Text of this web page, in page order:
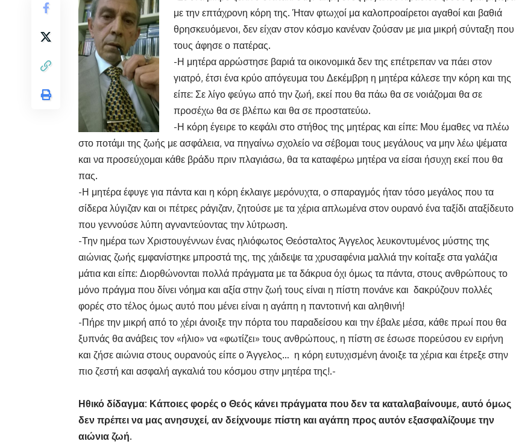
με την επτάχρονη κόρη της. Ήταν φτωχοί μα καλοπροαίρετοι αγαθοί και βαθιά
θρησκευόμενοι, δεν είχαν στον κόσμο κανέναν ζούσαν με μια μικρή σύνταξη που
τους άφησε ο πατέρας.
-Η μητέρα αρρώστησε βαριά τα οικονομικά δεν της επέτρεπαν να πάει στον
γιατρό, έτσι ένα κρύο απόγευμα του Δεκέμβρη η μητέρα κάλεσε την κόρη και της
είπε: Σε λίγο φεύγω από την ζωή, εκεί που θα πάω θα σε νοιάζομαι θα σε
προσέχω θα σε βλέπω και θα σε προστατεύω.
-Η κόρη έγειρε το κεφάλι στο στήθος της μητέρας και είπε: Μου έμαθες να πλέω
στο ποτάμι της ζωής με ασφάλεια, να πηγαίνω σχολείο να σέβομαι τους μεγάλους να μην λέω ψέματα
και να προσεύχομαι κάθε βράδυ πριν πλαγιάσω, θα τα καταφέρω μητέρα να είσαι ήσυχη εκεί που θα
πας.
-Η μητέρα έφυγε για πάντα και η κόρη έκλαιγε μερόνυχτα, ο σπαραγμός ήταν τόσο μεγάλος που τα
σίδερα λύγιζαν και οι πέτρες ράγιζαν, ζητούσε με τα χέρια απλωμένα στον ουρανό ένα ταξίδι αταξίδευτο
που γεννούσε λύπη αγναντεύοντας την λύτρωση.
-Την ημέρα των Χριστουγέννων ένας ηλιόφωτος Θεόσταλτος Άγγελος λευκοντυμένος μύστης της
αιώνιας ζωής εμφανίστηκε μπροστά της, της χάιδεψε τα χρυσαφένια μαλλιά την κοίταξε στα γαλάζια
μάτια και είπε: Διορθώνονται πολλά πράγματα με τα δάκρυα όχι όμως τα πάντα, στους ανθρώπους το
μόνο πράγμα που δίνει νόημα και αξία στην ζωή τους είναι η πίστη πονάνε και δακρύζουν πολλές
φορές στο τέλος όμως αυτό που μένει είναι η αγάπη η παντοτινή και αληθινή!
-Πήρε την μικρή από το χέρι άνοιξε την πόρτα του παραδείσου και την έβαλε μέσα, κάθε πρωί που θα
ξυπνάς θα ανάβεις τον «ήλιο» να «φωτίζει» τους ανθρώπους, η πίστη σε έσωσε πορεύσου εν ειρήνη
και ζήσε αιώνια στους ουρανούς είπε ο Άγγελος… η κόρη ευτυχισμένη άνοιξε τα χέρια και έτρεξε στην
πιο ζεστή και ασφαλή αγκαλιά του κόσμου στην μητέρα της!.-
Ηθικό δίδαγμα: Κάποιες φορές ο Θεός κάνει πράγματα που δεν τα καταλαβαίνουμε, αυτό όμως
δεν πρέπει να μας ανησυχεί, αν δείχνουμε πίστη και αγάπη προς αυτόν εξασφαλίζουμε την
αιώνια ζωή.